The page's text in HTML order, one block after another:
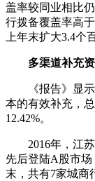
盖率较同业相比
行拨备覆盖率高
上年末扩大3.4个
多渠道补充
《报告》显示
本的有效补充，
12.42%。
2016年，江苏
先后登陆A股市场
末，共有7家城商